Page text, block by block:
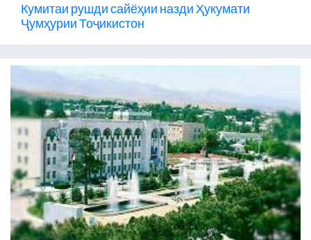
Кумитаи рушди сайёҳии назди Ҳукумати
Ҷумҳурии Тоҷикистон